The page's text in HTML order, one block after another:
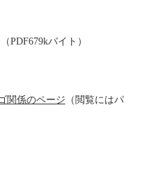
PDF679kバイト）
関係のページ （閲覧にはパ